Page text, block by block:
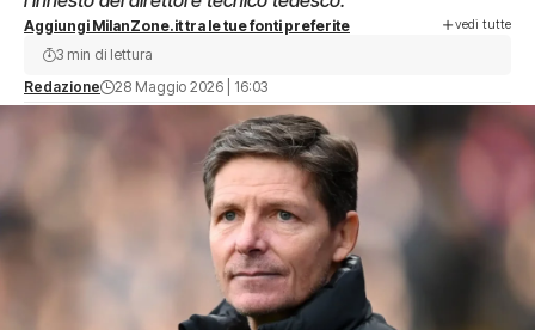
Aggiungi MilanZone.it tra le tue fonti preferite vedi tutte
Redazione 28 Maggio 2026 | 16:03
3 min di lettura